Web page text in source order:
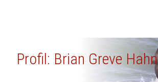
Profil: Brian Greve Hahn